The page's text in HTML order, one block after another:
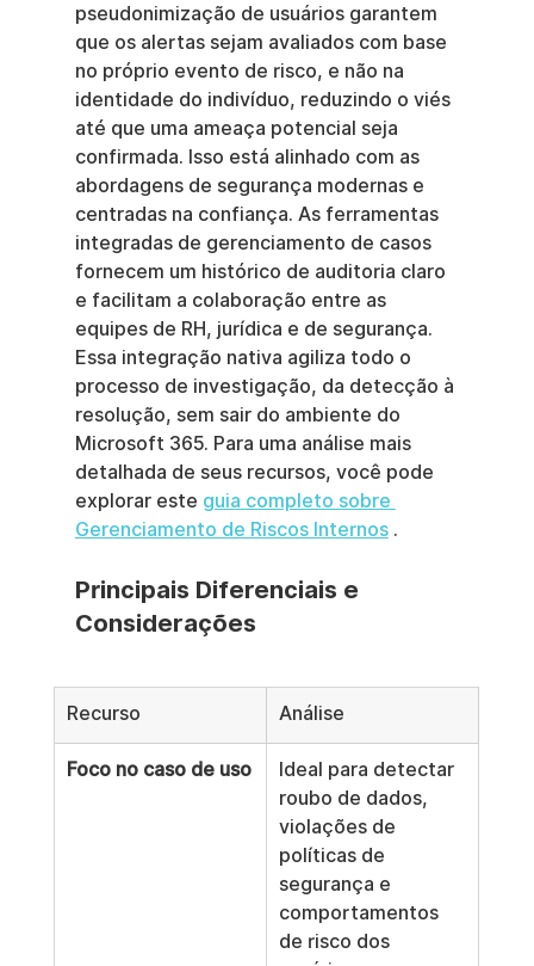
pseudonimização de usuários garantem
que os alertas sejam avaliados com base
no próprio evento de risco, e não na
identidade do indivíduo, reduzindo o viés
até que uma ameaça potencial seja
confirmada. Isso está alinhado com as
abordagens de segurança modernas e
centradas na confiança. As ferramentas
integradas de gerenciamento de casos
fornecem um histórico de auditoria claro
e facilitam a colaboração entre as
equipes de RH, jurídica e de segurança.
Essa integração nativa agiliza todo o
processo de investigação, da detecção à
resolução, sem sair do ambiente do
Microsoft 365. Para uma análise mais
detalhada de seus recursos, você pode
explorar este guia completo sobre
Gerenciamento de Riscos Internos .
Principais Diferenciais e
Considerações
Recurso Análise
Foco no caso de uso
Ideal para detectar
roubo de dados,
violações de
políticas de
segurança e
comportamentos
de risco dos